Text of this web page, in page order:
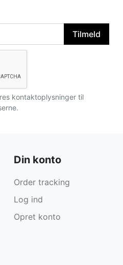
kontaktoplysninger til
Din konto
Order tracking
Log ind
Opret konto